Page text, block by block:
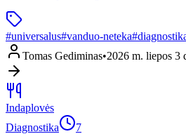
#universalus#vanduo-neteka#
Tomas Gediminas•2026 m. liepos 3
Indaplovės
Diagnostika
7